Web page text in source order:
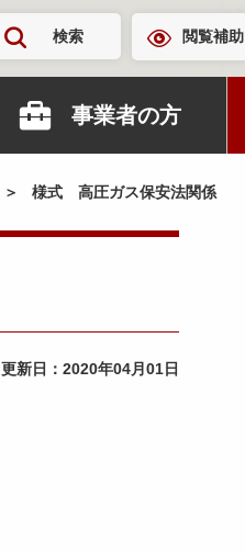
検索 閲覧補助
事業者の方
様式 高圧ガス保安法関係
更新日： 2020年04月01日